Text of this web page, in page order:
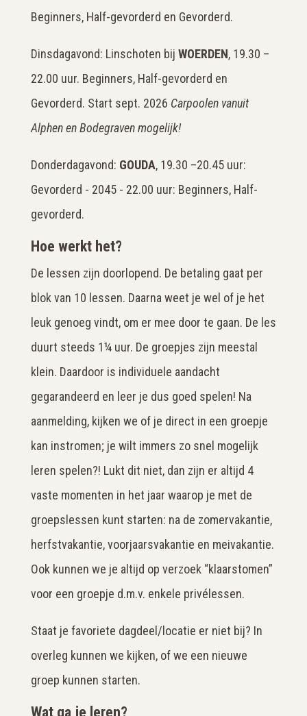
Beginners, Half-gevorderd en Gevorderd.
Dinsdagavond: Linschoten bij WOERDEN, 19.30 –
22.00 uur. Beginners, Half-gevorderd en
Gevorderd. Start sept. 2026 Carpoolen vanuit
Alphen en Bodegraven mogelijk!
Donderdagavond: GOUDA, 19.30 –20.45 uur:
Gevorderd - 2045 - 22.00 uur: Beginners, Half-
gevorderd.
Hoe werkt het?
De lessen zijn doorlopend. De betaling gaat per
blok van 10 lessen. Daarna weet je wel of je het
leuk genoeg vindt, om er mee door te gaan. De les
duurt steeds 1¼ uur. De groepjes zijn meestal
klein. Daardoor is individuele aandacht
gegarandeerd en leer je dus goed spelen! Na
aanmelding, kijken we of je direct in een groepje
kan instromen; je wilt immers zo snel mogelijk
leren spelen?! Lukt dit niet, dan zijn er altijd 4
vaste momenten in het jaar waarop je met de
groepslessen kunt starten: na de zomervakantie,
herfstvakantie, voorjaarsvakantie en meivakantie.
Ook kunnen we je altijd op verzoek “klaarstomen”
voor een groepje d.m.v. enkele privélessen.
Staat je favoriete dagdeel/locatie er niet bij? In
overleg kunnen we kijken, of we een nieuwe
groep kunnen starten.
Wat ga je leren?